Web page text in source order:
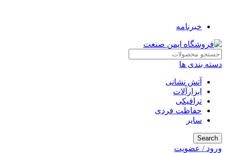
خبرنامه
دسته بندی ها
آتش نشانی
ابزارآلات
ترافیکی
حفاظت فردی
سایر
Search
ورود / عضویت